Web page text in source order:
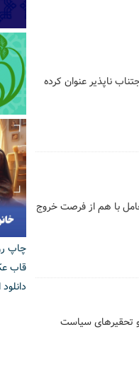
ناپذیر عنوان کرده
با هم از فرصت خروج
و تحقیرهای سیاست
چاپ
قاب